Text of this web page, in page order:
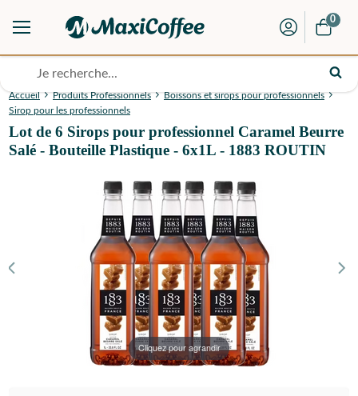
0
Accueil Produits Professionnels
Boissons et sirops pour professionnels
Sirop pour les professionnels
Lot de 6 Sirops pour professionnel Caramel Beurre
Salé - Bouteille Plastique - 6x1L - 1883 ROUTIN
Cliquez pour agrandir